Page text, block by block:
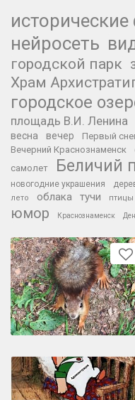
нейросеть
городской парк
Храм
городское
площадь В.И. Ленина
весна вечер Первый
Вечерний Краснознаменск
самолет
Беличий
новогодние украшения
лето
облака тучи птицы
юмор Краснознаменск